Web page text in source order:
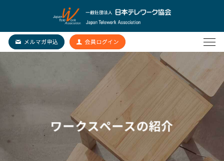
ワークスペースの紹介